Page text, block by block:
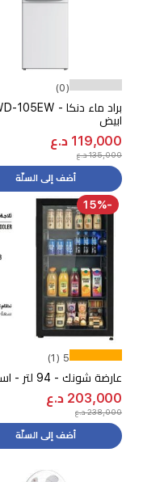
(0)
ابيض
119,000 د.ع
135,000 د.ع
أضف إلى السلّة
-15%
5 (1)
عارضة شونك - 94 لتر - اسود
203,000 د.ع
238,000 د.ع
أضف إلى السلّة